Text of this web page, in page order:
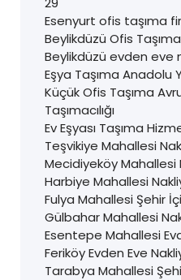
Esenyurt ofis taşıma
Beylikdüzü Ofis
Beylikdüzü evden eve
Eşya Taşıma Anadolu
Küçük Ofis Taşıma
Taşımacılığı
Ev Eşyası Taşıma
Teşvikiye Mahallesi
Mecidiyeköy Mahallesi
Harbiye Mahallesi
Fulya Mahallesi Şehir
Gülbahar Mahallesi
Esentepe Mahallesi
Feriköy Evden Eve
Tarabya Mahallesi